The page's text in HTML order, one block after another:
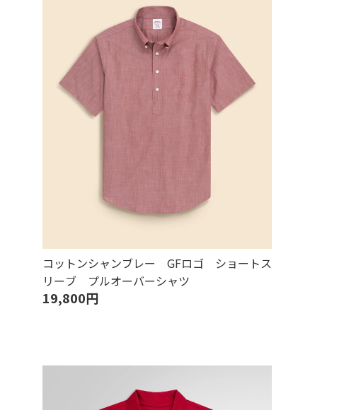
コットンシャンブレー GFロゴ ショートス
リーブ プルオーバーシャツ
19,800円